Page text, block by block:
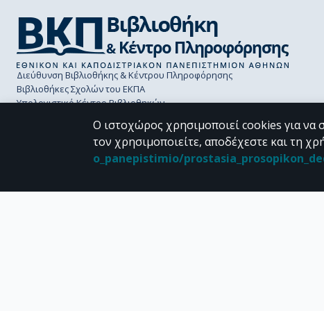
Διεύθυνση Βιβλιοθήκης & Κέντρου Πληροφόρησης
Βιβλιοθήκες Σχολών του ΕΚΠΑ
Υπολογιστικό Κέντρο Βιβλιοθηκών
Ο ιστοχώρος χρησιμοποιεί cookies για να
τον χρησιμοποιείτε, αποδέχεστε και τη
o_panepistimio/